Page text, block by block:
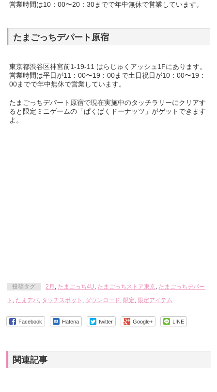
営業時間は10：00〜20：30までで年中無休で営業しています。
たまごっちデパート原宿
東京都渋谷区神宮前1-19-11 はらじゅくアッシュ1Fにあります。
営業時間は平日が11：00〜19：00まで土日祝日が10：00〜19：
00までで年中無休で営業しています。
たまごっちデパート原宿で現在実施中のタッチラリーにクリアす
ると限定ミニゲームの「ぱくぱくドーナッツ」がゲットできます
よ。
投稿タグ 2月 , たまごっち4U, たまごっちストア東京, たまごっちデパー
ト , たまデパ, タッチスポット , ダウンロード, 限定, 限定アイテム
Facebook Hatena twitter Google+ LINE
関連記事